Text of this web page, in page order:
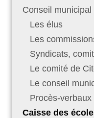
Conseil municipal
Les élus
Les
Syndicats,
Le comité de
Le conseil
Procès-
Caisse des